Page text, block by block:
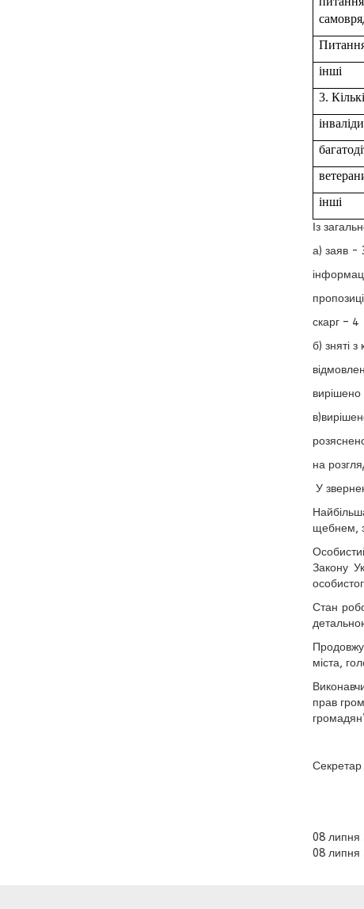
інші
3.
інші
Із
а) заяв -
скарг – 4
б) зняті
вирішено
на
У
щебнем,
Закону
Стан
міста,
прав
08 липня
08 липня